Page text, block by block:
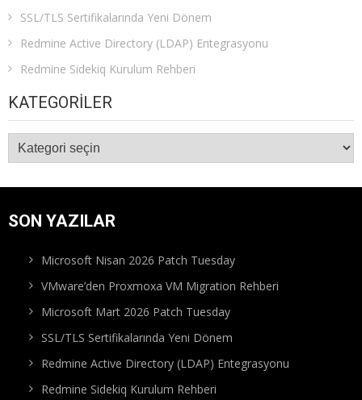
SSL/TLS Sertifikalarında Yeni Dönem
Redmine Active Directory (LDAP) Entegrasyonu
Redmine Sidekiq Kurulum Rehberi
KATEGORILER
Kategoriler
SON YAZILAR
Microsoft Nisan 2026 Patch Tuesday
VMware’den Proxmoxa VM Migration Rehberi
Microsoft Mart 2026 Patch Tuesday
SSL/TLS Sertifikalarında Yeni Dönem
Redmine Active Directory (LDAP) Entegrasyonu
Redmine Sidekiq Kurulum Rehberi